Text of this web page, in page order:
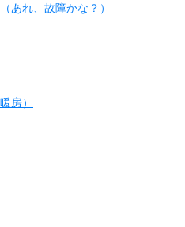
あれ、故障かな？）
房）